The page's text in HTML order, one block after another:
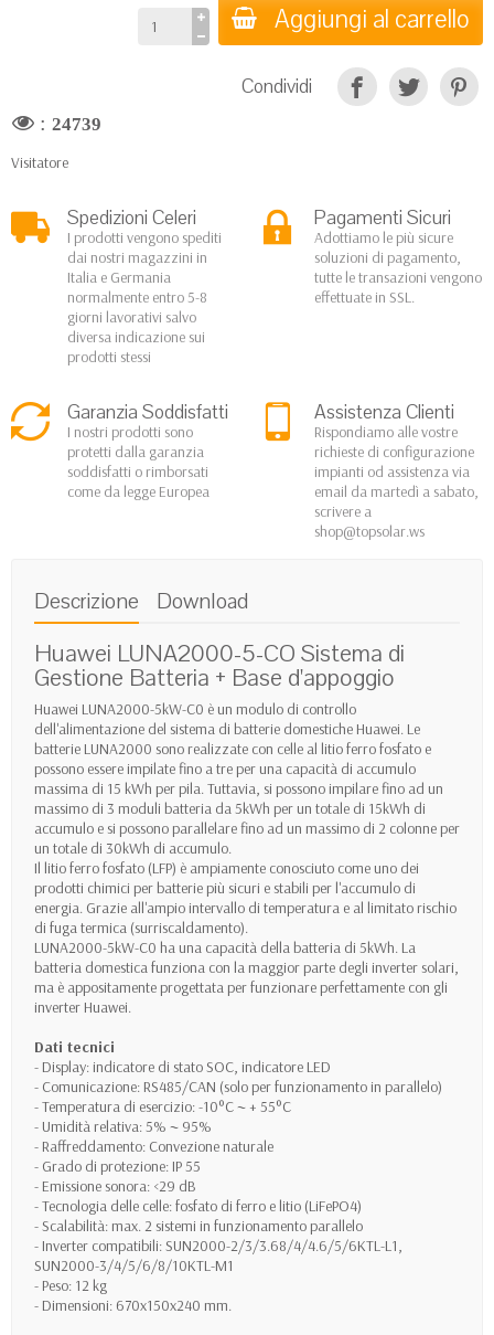
Aggiungi al carrello
Condividi
: 24739
Visitatore
Spedizioni Celeri
I prodotti vengono spediti
dai nostri magazzini in
Italia e Germania
normalmente entro 5-8
giorni lavorativi salvo
diversa indicazione sui
prodotti stessi
Pagamenti Sicuri
Adottiamo le più sicure
soluzioni di pagamento,
tutte le transazioni vengono
effettuate in SSL.
Garanzia Soddisfatti
I nostri prodotti sono
protetti dalla garanzia
soddisfatti o rimborsati
come da legge Europea
Assistenza Clienti
Rispondiamo alle vostre
richieste di configurazione
impianti od assistenza via
email da martedì a sabato,
scrivere a
shop@topsolar.ws
Descrizione Download
Huawei LUNA2000-5-CO Sistema di
Gestione Batteria + Base d'appoggio
Huawei LUNA2000-5kW-C0 è un modulo di controllo
dell'alimentazione del sistema di batterie domestiche Huawei. Le
batterie LUNA2000 sono realizzate con celle al litio ferro fosfato e
possono essere impilate fino a tre per una capacità di accumulo
massima di 15 kWh per pila. Tuttavia, si possono impilare fino ad un
massimo di 3 moduli batteria da 5kWh per un totale di 15kWh di
accumulo e si possono parallelare fino ad un massimo di 2 colonne per
un totale di 30kWh di accumulo.
Il litio ferro fosfato (LFP) è ampiamente conosciuto come uno dei
prodotti chimici per batterie più sicuri e stabili per l'accumulo di
energia. Grazie all'ampio intervallo di temperatura e al limitato rischio
di fuga termica (surriscaldamento).
LUNA2000-5kW-C0 ha una capacità della batteria di 5kWh. La
batteria domestica funziona con la maggior parte degli inverter solari,
ma è appositamente progettata per funzionare perfettamente con gli
inverter Huawei.
Dati tecnici
- Display: indicatore di stato SOC, indicatore LED
- Comunicazione: RS485/CAN (solo per funzionamento in parallelo)
- Temperatura di esercizio: -10°C ~ + 55°C
- Umidità relativa: 5% ~ 95%
- Raffreddamento: Convezione naturale
- Grado di protezione: IP 55
- Emissione sonora: <29 dB
- Tecnologia delle celle: fosfato di ferro e litio (LiFePO4)
- Scalabilità: max. 2 sistemi in funzionamento parallelo
- Inverter compatibili: SUN2000-2/3/3.68/4/4.6/5/6KTL-L1,
SUN2000-3/4/5/6/8/10KTL-M1
- Peso: 12 kg
- Dimensioni: 670x150x240 mm.